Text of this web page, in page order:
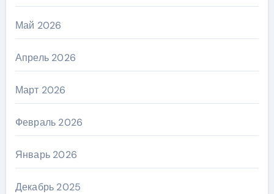
Май 2026
Апрель 2026
Март 2026
Февраль 2026
Январь 2026
Декабрь 2025